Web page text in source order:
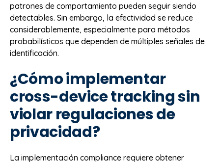
patrones de comportamiento pueden seguir siendo
detectables. Sin embargo, la efectividad se reduce
considerablemente, especialmente para métodos
probabilísticos que dependen de múltiples señales de
identificación.
¿Cómo implementar
cross-device tracking sin
violar regulaciones de
privacidad?
La implementación compliance requiere obtener